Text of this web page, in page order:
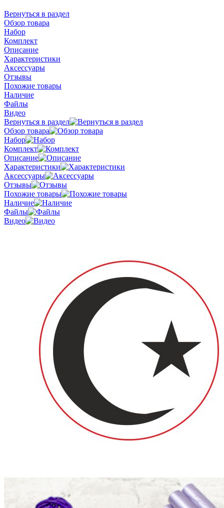
Вернуться в раздел
Обзор товара
Набор
Комплект
Описание
Характеристики
Аксессуары
Отзывы
Похожие товары
Наличие
Файлы
Видео
Вернуться в раздел
Обзор товара
Набор
Комплект
Описание
Характеристики
Аксессуары
Отзывы
Похожие товары
Наличие
Файлы
Видео